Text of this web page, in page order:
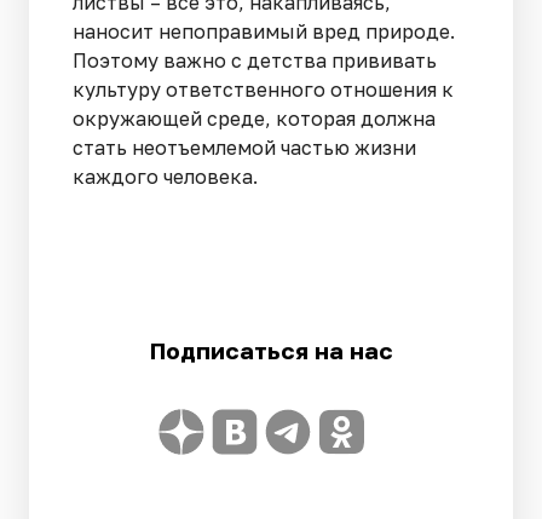
наносит непоправимый вред природе.
Поэтому важно с детства прививать
культуру ответственного отношения к
окружающей среде, которая должна
стать неотъемлемой частью жизни
каждого человека.
Подписаться на нас